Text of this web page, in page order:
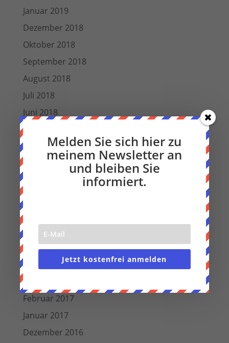
Januar 2019
Dezember 2018
Oktober 2018
September 2018
August 2018
Juli 2018
Juni 2018
März 2018
Dezember 2017
November 2017
Oktober 2017
August 2017
Juli 2017
Juni 2017
Mai 2017
April 2017
März 2017
Februar 2017
Januar 2017
Dezember 2016
Melden Sie sich hier zu
meinem Newsletter an
und bleiben Sie
informiert.
Jetzt kostenfrei anmelden